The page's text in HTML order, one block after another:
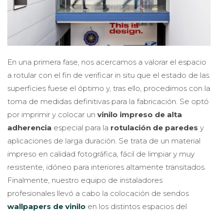
En una primera fase, nos acercamos a valorar el espacio
a rotular con el fin de verificar in situ que el estado de las
superficies fuese el óptimo y, tras ello, procedimos con la
toma de medidas definitivas para la fabricación. Se optó
por imprimir y colocar un vinilo impreso de alta
adherencia especial para la rotulación de paredes y
aplicaciones de larga duración. Se trata de un material
impreso en calidad fotográfica, fácil de limpiar y muy
resistente, idóneo para interiores altamente transitados.
Finalmente, nuestro equipo de instaladores
profesionales llevó a cabo la colocación de sendos
wallpapers de vinilo en los distintos espacios del